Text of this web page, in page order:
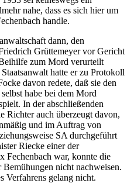
nahe, dass es sich hier um
handle.
dann, den
Grüttemeyer vor Gericht
zum Mord verurteilt
hatte er zu Protokoll
davon redete, daß sie den
habe bei dem Mord
In der abschließenden
Richter auch überzeugt davon,
und im Auftrag von
SA durchgeführt
Riecke einer der
Fechenbach war, konnte die
Bemühungen nicht nachweisen.
Verfahrens gelang nicht.